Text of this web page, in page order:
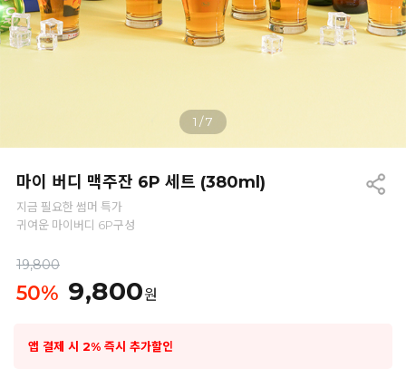
1 /7
마이 버디 맥주잔 6P 세트 (380ml)
지금 필요한 썸머 특가
귀여운 마이버디 6P구성
19,800
50% 9,800원
앱 결제 시 2% 즉시 추가할인